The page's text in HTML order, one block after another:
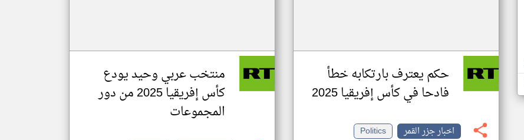
حكم يعترف بارتكابه خطأ
فادحا في كأس إفريقيا 2025
اخبار جزر القمر
Politics
منتخب عربي وحيد يودع
كأس إفريقيا 2025 من دور
المجموعات